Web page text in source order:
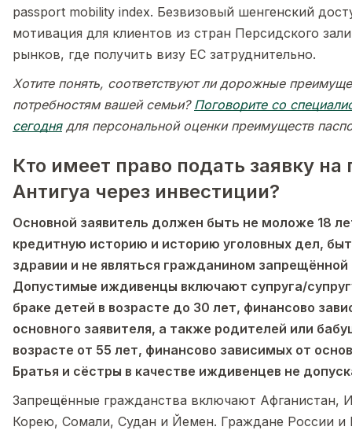
passport mobility index. Безвизовый шенгенский
мотивация для клиентов из стран Персидского
рынков, где получить визу ЕС затруднительно.
Хотите понять, соответствуют ли дорожные
потребностям вашей семьи? Поговорите со
сегоднядля персональной оценки преимуществ
Кто имеет право подать заявку на
Антигуа через инвестиции?
Основной заявитель должен быть не моложе 18
кредитную историю и историю уголовных дел,
здравии и не являться гражданином запрещённой
Допустимые иждивенцы включают супруга/
браке детей в возрасте до 30 лет, финансово
основного заявителя, а также родителей или
возрасте от 55 лет, финансово зависимых от
Братья и сёстры в качестве иждивенцев не
Запрещённые гражданства включают Афганистан,
Корею, Сомали, Судан и Йемен. Граждане России и